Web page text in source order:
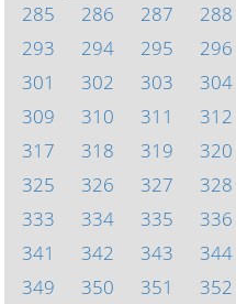
285
286 287 288
293
294 295 296
301
302 303 304
309
310 311 312
317
318 319 320
325
326 327 328
333
334 335 336
341
342 343 344
349
350 351 352